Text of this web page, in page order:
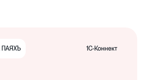
1С-Коннект